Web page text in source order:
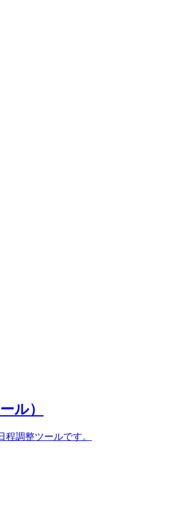
ル）
程調整ツールです。